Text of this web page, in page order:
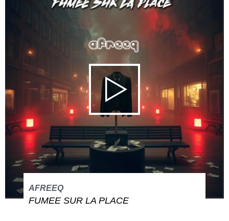
AFREEQ
FUMEE SUR LA PLACE